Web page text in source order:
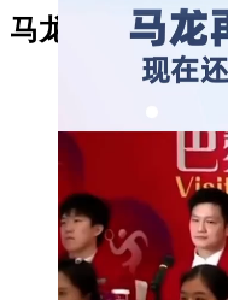
马龙再回应退役